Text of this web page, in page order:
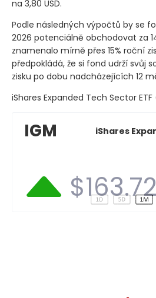
na 3,80 USD.
Podle následných výpočtů by se
2026 potenciálně obchodovat za
znamenalo mírně přes 15% roční
předpokládá, že si fond udrží svůj
zisku po dobu nadcházejících 12
iShares Expanded Tech Sector ETF
IGM
iShares
$163.72